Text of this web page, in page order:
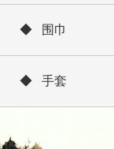
◆ 围巾
◆ 手套